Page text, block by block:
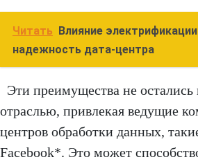
Читать
Влияние
надежность дата-центра
Эти преимущества не
отраслью, привлекая ведущие
центров обработки данных,
Facebook*. Это может